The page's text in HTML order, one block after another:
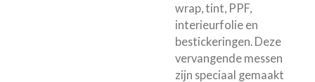
wrap, tint, PPF,
interieurfolie en
bestickeringen. Deze
vervangende messen
zijn speciaal gemaakt